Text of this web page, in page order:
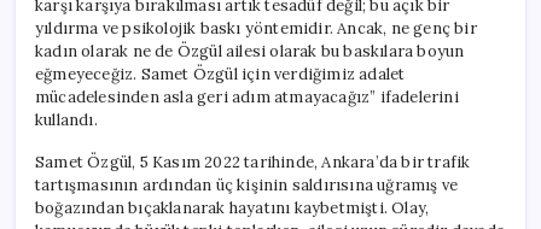
karşı karşıya bırakılması artık tesadüf değil; bu açık bir
yıldırma ve psikolojik baskı yöntemidir. Ancak, ne genç bir
kadın olarak ne de Özgül ailesi olarak bu baskılara boyun
eğmeyeceğiz. Samet Özgül için verdiğimiz adalet
mücadelesinden asla geri adım atmayacağız” ifadelerini
kullandı.
Samet Özgül, 5 Kasım 2022 tarihinde, Ankara’da bir trafik
tartışmasının ardından üç kişinin saldırısına uğramış ve
boğazından bıçaklanarak hayatını kaybetmişti. Olay,